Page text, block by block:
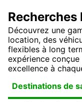
Découvrez une
location, des
flexibles à long
expérience
excellence à
Destinations de